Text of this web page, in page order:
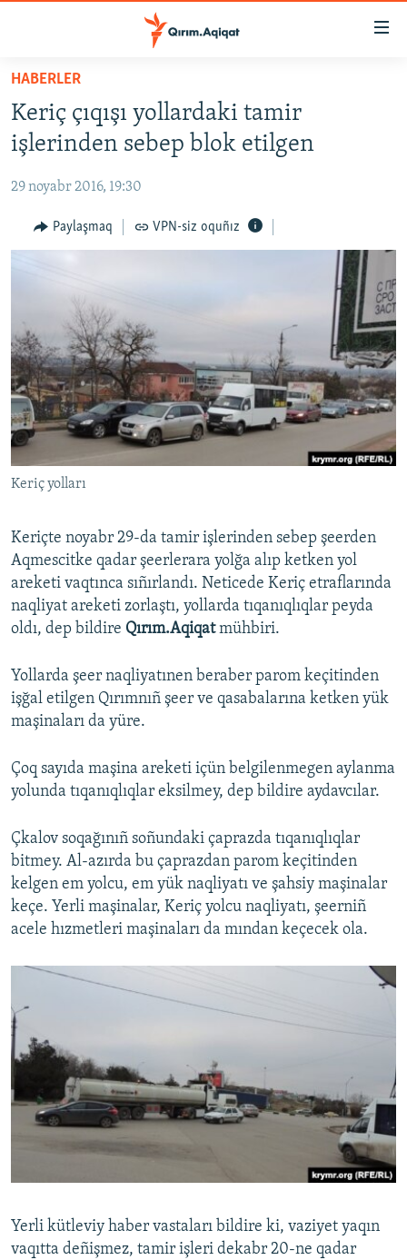
Esas
qaytmaq
Baş
navigatsiyağa
qaytmaq
qaytmaq
SİYASET
İQTİSADİYAT
CEMİYET
MEDENİYET
SÜRET
BLOGLAR
FİKİR
Русский
Українською
RFE/RS bütün saytları
HABERLER
Keriç çıqışı yollardaki tamir
işlerinden sebep blok etilgen
29 noyabr 2016, 19:30
Paylaşmaq VPN-siz oquñız
Keriç yolları
Keriçte noyabr 29-da tamir işlerinden sebep şeerden
Aqmescitke qadar şeerlerara yolğa alıp ketken yol
areketi vaqtınca sıñırlandı. Neticede Keriç etraflarında
naqliyat areketi zorlaştı, yollarda tıqanıqlıqlar peyda
oldı, dep bildire Qırım.Aqiqatmühbiri.
Yollarda şeer naqliyatınen beraber parom keçitinden
işğal etilgen Qırımnıñ şeer ve qasabalarına ketken yük
maşinaları da yüre.
Çoq sayıda maşina areketi içün belgilenmegen aylanma
yolunda tıqanıqlıqlar eksilmey, dep bildire aydavcılar.
Çkalov soqağınıñ soñundaki çaprazda tıqanıqlıqlar
bitmey. Al-azırda bu çaprazdan parom keçitinden
kelgen em yolcu, em yük naqliyatı ve şahsiy maşinalar
keçe. Yerli maşinalar, Keriç yolcu naqliyatı, şeerniñ
acele hızmetleri maşinaları da mından keçecek ola.
Yerli kütleviy haber vastaları bildire ki, vaziyet yaqın
vaqıtta deñişmez, tamir işleri dekabr 20-ne qadar